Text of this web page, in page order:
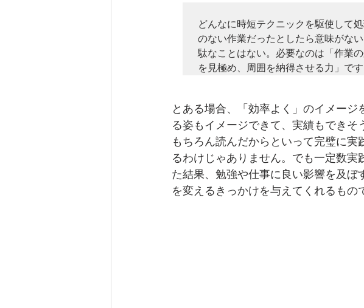
どんなに時短テクニックを駆使して
のない作業だったとしたら意味がな
駄なことはない。必要なのは「作業
を見極め、周囲を納得させる力」です
とある場合、「効率よく」のイメー
る姿もイメージできて、実績もできそ
もちろん読んだからといって完璧に
るわけじゃありません。でも一定数
た結果、勉強や仕事に良い影響を及
を変えるきっかけを与えてくれるもの